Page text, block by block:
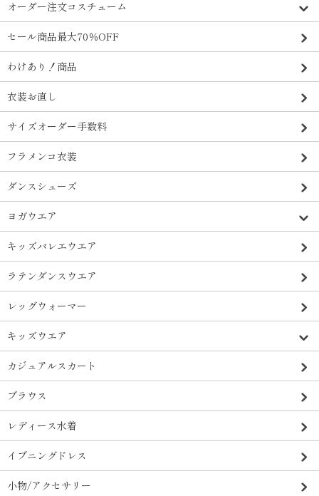
オーダー注文コスチューム
セール商品最大70％OFF
わけあり！商品
衣装お直し
サイズオーダー手数料
フラメンコ衣装
ダンスシューズ
ヨガウエア
キッズバレエウエア
ラテンダンスウエア
レッグウォーマー
キッズウエア
カジュアルスカート
ブラウス
レディース水着
イブニングドレス
小物/アクセサリー